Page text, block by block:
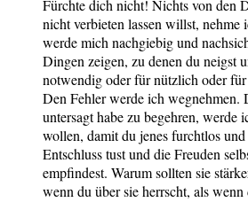
Fürchte dich nicht! Nichts von den
nicht verbieten lassen willst, nehme
werde mich nachgiebig und
Dingen zeigen, zu denen du neigst
notwendig oder für nützlich oder für
Den Fehler werde ich wegnehmen.
untersagt habe zu begehren, werde
wollen, damit du jenes furchtlos
Entschluss tust und die Freuden
empfindest. Warum sollten sie
wenn du über sie herrscht, als